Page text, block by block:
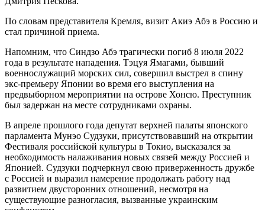
По словам представителя Кремля, визит Акиэ Абэ в Россию и
стал причиной приема.
Напомним, что Синдзо Абэ трагически погиб 8 июля 2022
года в результате нападения. Тэцуя Ямагами, бывший
военнослужащий морских сил, совершил выстрел в спину
экс-премьеру Японии во время его выступления на
предвыборном мероприятии на острове Хонсю. Преступник
был задержан на месте сотрудниками охраны.
В апреле прошлого года депутат верхней палаты японского
парламента Мунэо Судзуки, присутствовавший на открытии
Фестиваля российской культуры в Токио, высказался за
необходимость налаживания новых связей между Россией и
Японией. Судзуки подчеркнул свою приверженность дружбе
с Россией и выразил намерение продолжать работу над
развитием двусторонних отношений, несмотря на
существующие разногласия, вызванные украинским